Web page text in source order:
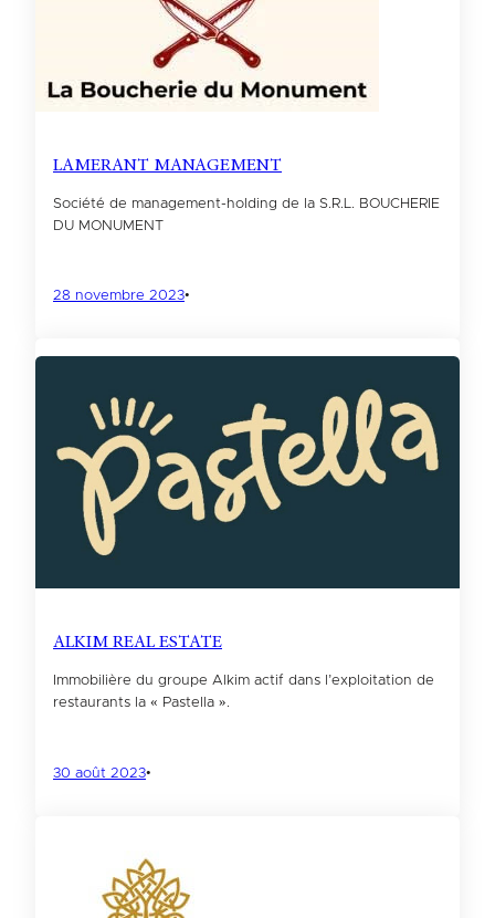
LAMERANT MANAGEMENT
Société de management-holding de la S.R.L. BOUCHERIE
DU MONUMENT
28 novembre 2023•
ALKIM REAL ESTATE
Immobilière du groupe Alkim actif dans l’exploitation de
restaurants la « Pastella ».
30 août 2023•